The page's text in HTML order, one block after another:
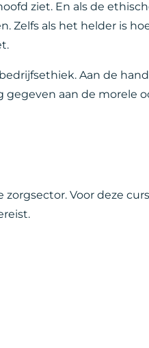
ziet. En als de
Zelfs als het helder is
Aan de
aan de morele
Voor deze